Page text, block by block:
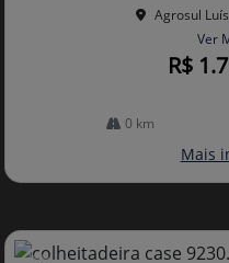
Agrosul
Ver
R$
0 km
Mais